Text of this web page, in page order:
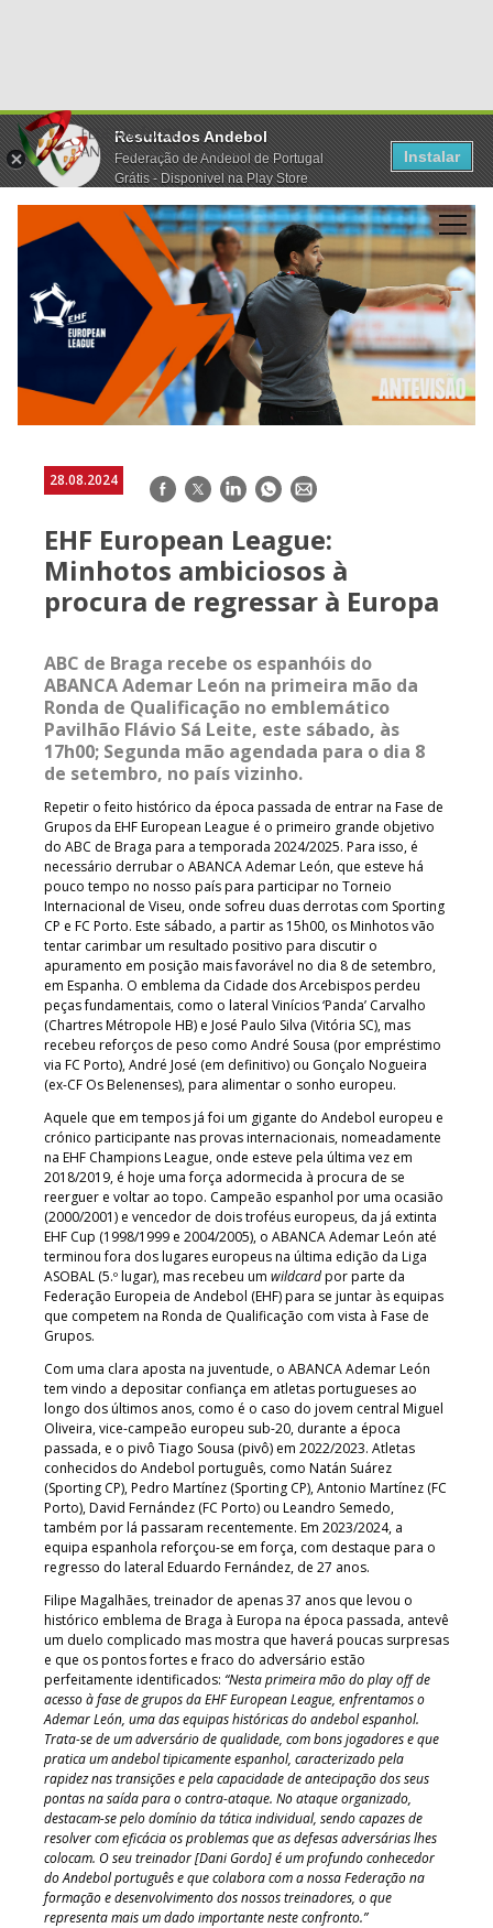
Resultados Andebol
Federação de Andebol de Portugal
Grátis - Disponivel na Play Store
Instalar
28.08.2024 Facebook
TwitterLinkedInWhatsApp
E-
EHF European League:
Minhotos ambiciosos à
procura de regressar à Europa
ABC de Braga recebe os espanhóis do
ABANCA Ademar León na primeira mão da
Ronda de Qualificação no emblemático
Pavilhão Flávio Sá Leite, este sábado, às
17h00; Segunda mão agendada para o dia 8
de setembro, no país vizinho.
Repetir o feito histórico da época passada de entrar na Fase de
Grupos da EHF European League é o primeiro grande objetivo
do ABC de Braga para a temporada 2024/2025. Para isso, é
necessário derrubar o ABANCA Ademar León, que esteve há
pouco tempo no nosso país para participar no Torneio
Internacional de Viseu, onde sofreu duas derrotas com Sporting
CP e FC Porto. Este sábado, a partir as 15h00, os Minhotos vão
tentar carimbar um resultado positivo para discutir o
apuramento em posição mais favorável no dia 8 de setembro,
em Espanha. O emblema da Cidade dos Arcebispos perdeu
peças fundamentais, como o lateral Vinícios ‘Panda’ Carvalho
(Chartres Métropole HB) e José Paulo Silva (Vitória SC), mas
recebeu reforços de peso como André Sousa (por empréstimo
via FC Porto), André José (em definitivo) ou Gonçalo Nogueira
(ex-CF Os Belenenses), para alimentar o sonho europeu.
Aquele que em tempos já foi um gigante do Andebol europeu e
crónico participante nas provas internacionais, nomeadamente
na EHF Champions League, onde esteve pela última vez em
2018/2019, é hoje uma força adormecida à procura de se
reerguer e voltar ao topo. Campeão espanhol por uma ocasião
(2000/2001) e vencedor de dois troféus europeus, da já extinta
EHF Cup (1998/1999 e 2004/2005), o ABANCA Ademar León até
terminou fora dos lugares europeus na última edição da Liga
ASOBAL (5.º lugar), mas recebeu um wildcardpor parte da
Federação Europeia de Andebol (EHF) para se juntar às equipas
que competem na Ronda de Qualificação com vista à Fase de
Grupos.
Com uma clara aposta na juventude, o ABANCA Ademar León
tem vindo a depositar confiança em atletas portugueses ao
longo dos últimos anos, como é o caso do jovem central Miguel
Oliveira, vice-campeão europeu sub-20, durante a época
passada, e o pivô Tiago Sousa (pivô) em 2022/2023. Atletas
conhecidos do Andebol português, como Natán Suárez
(Sporting CP), Pedro Martínez (Sporting CP), Antonio Martínez (FC
Porto), David Fernández (FC Porto) ou Leandro Semedo,
também por lá passaram recentemente. Em 2023/2024, a
equipa espanhola reforçou-se em força, com destaque para o
regresso do lateral Eduardo Fernández, de 27 anos.
Filipe Magalhães, treinador de apenas 37 anos que levou o
histórico emblema de Braga à Europa na época passada, antevê
um duelo complicado mas mostra que haverá poucas surpresas
e que os pontos fortes e fraco do adversário estão
perfeitamente identificados: “Nesta primeira mão do play off de
acesso à fase de grupos da EHF European League, enfrentamos o
Ademar León, uma das equipas históricas do andebol espanhol.
Trata-se de um adversário de qualidade, com bons jogadores e que
pratica um andebol tipicamente espanhol, caracterizado pela
rapidez nas transições e pela capacidade de antecipação dos seus
pontas na saída para o contra-ataque. No ataque organizado,
destacam-se pelo domínio da tática individual, sendo capazes de
resolver com eficácia os problemas que as defesas adversárias lhes
colocam. O seu treinador [Dani Gordo] é um profundo conhecedor
do Andebol português e que colabora com a nossa Federação na
formação e desenvolvimento dos nossos treinadores, o que
representa mais um dado importante neste confronto.”